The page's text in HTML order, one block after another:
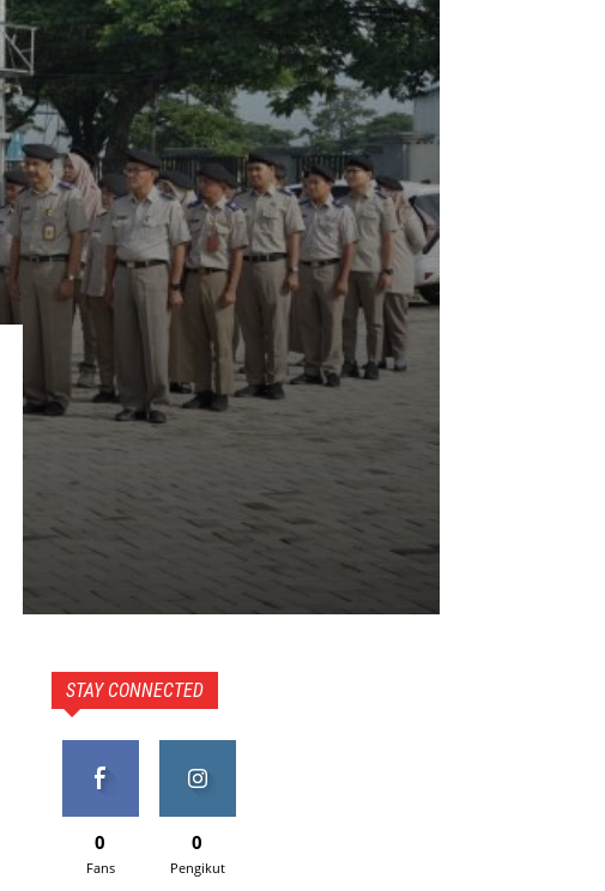
STAY CONNECTED
0
Fans
0
Pengikut